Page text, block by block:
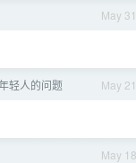
May 31
May 21
轻人的问题
May 18